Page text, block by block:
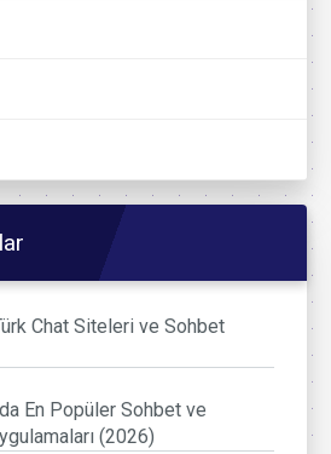
Chat Siteleri ve Sohbet
En Popüler Sohbet ve
(2026)